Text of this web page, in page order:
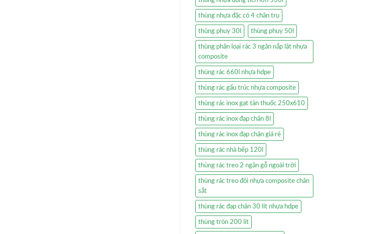
thùng nhựa đặc có 4 chân trụ
thùng phuy 30l thùng phuy 50l
thùng phân loại rác 3 ngăn nắp lật nhựa
composite
thùng rác 660l nhựa hdpe
thùng rác gấu trúc nhựa composite
thùng rác inox gạt tàn thuốc 250x610
thùng rác inox đạp chân 8l
thùng rác inox đạp chân giá rẻ
thùng rác nhà bếp 120l
thùng rác treo 2 ngăn gỗ ngoài trời
thùng rác treo đôi nhựa composite chân
sắt
thùng rác đạp chân 30 lít nhựa hdpe
thùng tròn 200 lít